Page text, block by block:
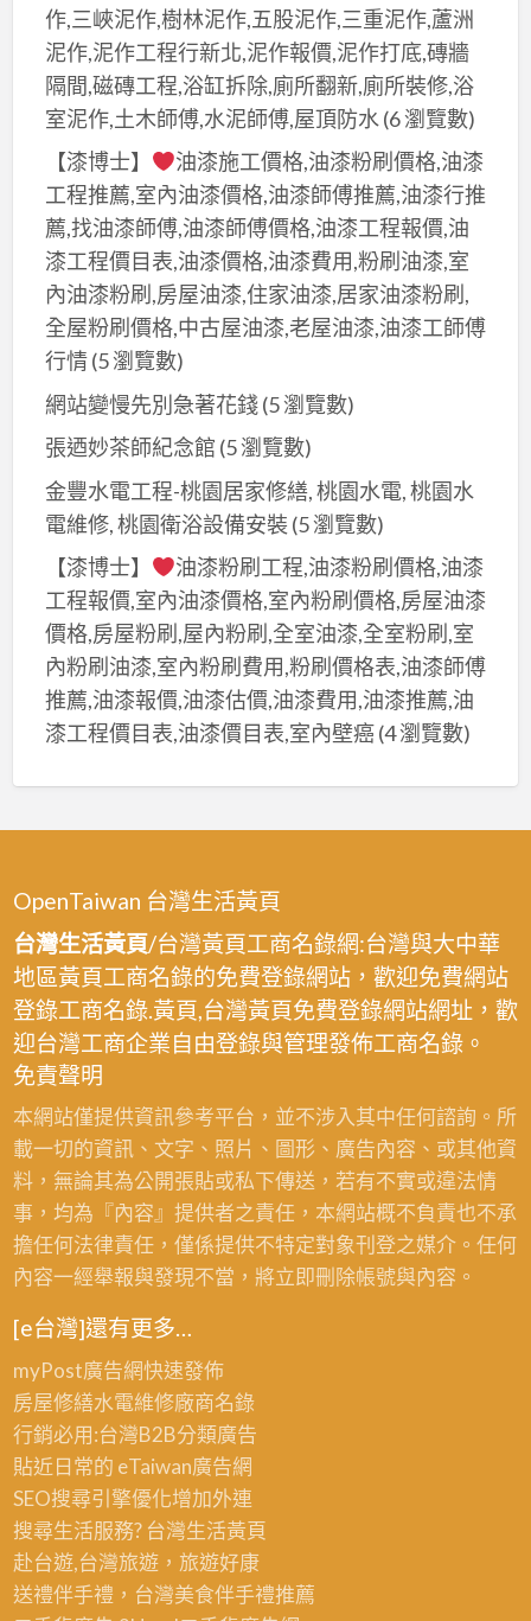
作,三峽泥作,樹林泥作,五股泥作,三重泥作,蘆洲
泥作,泥作工程行新北,泥作報價,泥作打底,磚牆
隔間,磁磚工程,浴缸拆除,廁所翻新,廁所裝修,浴
室泥作,土木師傅,水泥師傅,屋頂防水(6 瀏覽數)
【漆博士】
油漆施工價格,油漆粉刷價格,油漆
工程推薦,室內油漆價格,油漆師傅推薦,油漆行推
薦,找油漆師傅,油漆師傅價格,油漆工程報價,油
漆工程價目表,油漆價格,油漆費用,粉刷油漆,室
內油漆粉刷,房屋油漆,住家油漆,居家油漆粉刷,
全屋粉刷價格,中古屋油漆,老屋油漆,油漆工師傅
行情(5 瀏覽數)
網站變慢先別急著花錢(5 瀏覽數)
張迺妙茶師紀念館 (5 瀏覽數)
金豐水電工程-桃園居家修繕, 桃園水電, 桃園水
電維修, 桃園衛浴設備安裝 (5 瀏覽數)
【漆博士】
油漆粉刷工程,油漆粉刷價格,油漆
工程報價,室內油漆價格,室內粉刷價格,房屋油漆
價格,房屋粉刷,屋內粉刷,全室油漆,全室粉刷,室
內粉刷油漆,室內粉刷費用,粉刷價格表,油漆師傅
推薦,油漆報價,油漆估價,油漆費用,油漆推薦,油
漆工程價目表,油漆價目表,室內壁癌(4 瀏覽數)
OpenTaiwan 台灣生活黃頁
台灣生活黃頁/台灣黃頁工商名錄網:台灣與大中華
地區黃頁工商名錄的免費登錄網站，歡迎免費網站
登錄工商名錄.黃頁,台灣黃頁免費登錄網站網址，歡
迎台灣工商企業自由登錄與管理發佈工商名錄。
免責聲明
本網站僅提供資訊參考平台，並不涉入其中任何諮詢。所
載一切的資訊、文字、照片、圖形、廣告內容、或其他資
料，無論其為公開張貼或私下傳送，若有不實或違法情
事，均為『內容』提供者之責任，本網站概不負責也不承
擔任何法律責任，僅係提供不特定對象刊登之媒介。任何
內容一經舉報與發現不當，將立即刪除帳號與內容。
[e台灣]還有更多…
myPost廣告網快速發佈
房屋修繕水電維修廠商名錄
行銷必用:台灣B2B分類廣告
貼近日常的 eTaiwan廣告網
SEO搜尋引擎優化增加外連
搜尋生活服務? 台灣生活黃頁
赴台遊,台灣旅遊，旅遊好康
送禮伴手禮，台灣美食伴手禮推薦